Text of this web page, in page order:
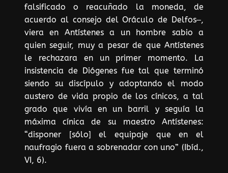
falsificado o reacuñado la moneda, de
acuerdo al consejo del Oráculo de Delfos‒,
viera en Antístenes a un hombre sabio a
quien seguir, muy a pesar de que Antístenes
le rechazara en un primer momento. La
insistencia de Diógenes fue tal que terminó
siendo su discípulo y adoptando el modo
austero de vida propio de los cínicos, a tal
grado que vivía en un barril y seguía la
máxima cínica de su maestro Antístenes:
“disponer [sólo] el equipaje que en el
naufragio fuera a sobrenadar con uno” (Ibíd.,
VI, 6).